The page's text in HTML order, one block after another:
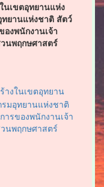
นเขตอุทยานแห่ง
ยานแห่งชาติ สัตว์
งพนักงานเจ้า
นพฤกษศาสตร์
างในเขตอุทยาน
มอุทยานแห่งชาติ
รของพนักงานเจ้า
นพฤกษศาสตร์